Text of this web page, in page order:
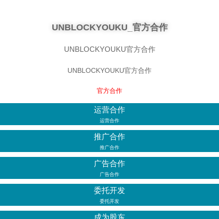
UNBLOCKYOUKU_官方合作
UNBLOCKYOUKU官方合作
UNBLOCKYOUKU官方合作
官方合作
运营合作
运营合作
推广合作
推广合作
广告合作
广告合作
委托开发
委托开发
成为股东